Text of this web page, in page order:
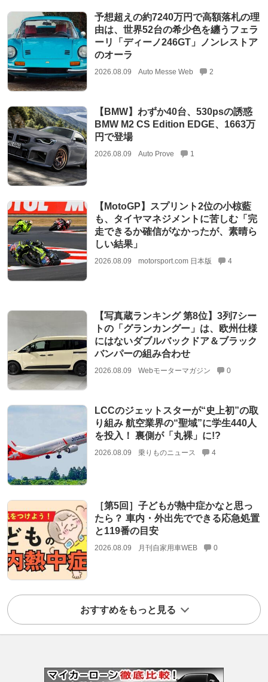
予想超えの約7240万円で高額落札の理
由は、世界52台の希少色を纏うフェラ
ーリ「ディーノ246GT」ノンレストア
のオーラ
2026.08.09 Auto Messe Web 2
【BMW】わずか40台、530psの誘惑
BMW M2 CS Edition EDGE、1663万
円で登場
2026.08.09 Auto Prove 1
【MotoGP】スプリント2位の小椋藍
も、タイヤマネジメントに苦しむ「完
走できるか確信がなかったが、素晴ら
しい結果」
2026.08.09 motorsport.com 日本版 4
【写真蔵ランキング 第8位】3列7シー
トの「グランカングー」は、欧州仕様
にはないダブルバックドア＆ブラック
バンパーの組み合わせ
2026.08.09 Webモーターマガジン 0
LCCのジェットスターが“史上初”の取
り組み 航空業界の“聖域”に学生440人
を投入！ 裏側が「丸裸」に!?
2026.08.09 乗りものニュース 4
［第5回］子どもが熱中症かなと思っ
たら？ 車内・外出先でできる応急処置
と119番の目安
2026.08.09 月刊自家用車WEB 0
おすすめをもっと見る